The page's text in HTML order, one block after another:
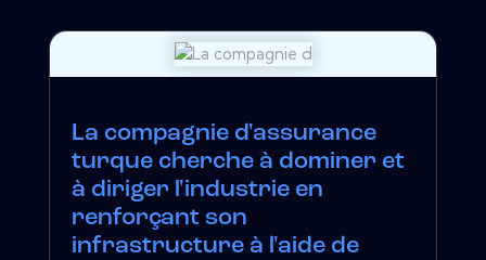
La compagnie d'assurance
turque cherche à dominer et
à diriger l'industrie en
renforçant son
infrastructure à l'aide de